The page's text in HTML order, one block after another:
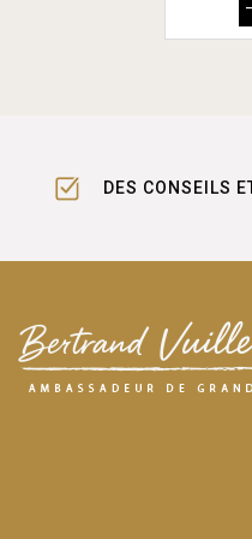
DES CONSEILS